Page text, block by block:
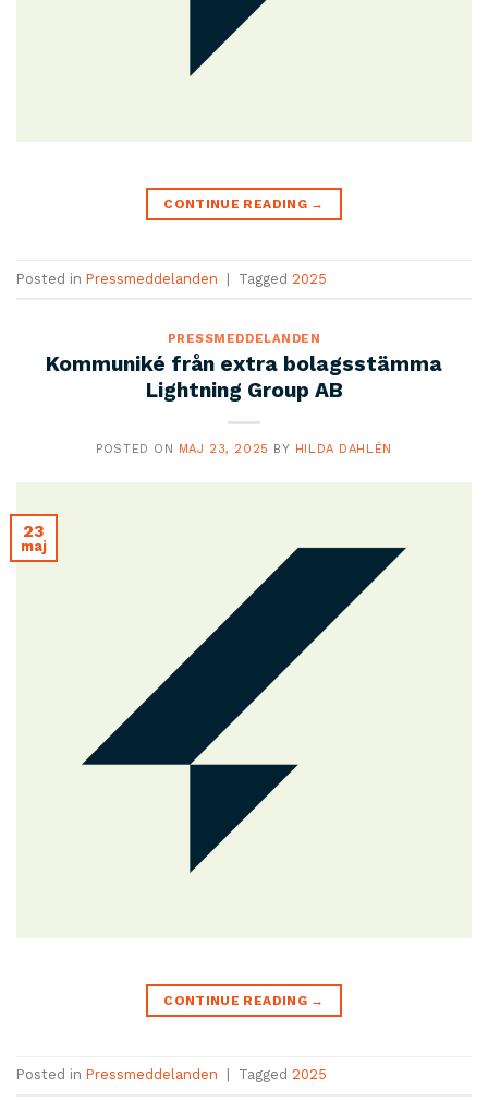
CONTINUE READING →
Posted in Pressmeddelanden | Tagged 2025
PRESSMEDDELANDEN
Kommuniké från extra bolagsstämma
Lightning Group AB
POSTED ON MAJ 23, 2025 BY HILDA DAHLÉN
23
maj
CONTINUE READING →
Posted in Pressmeddelanden Tagged 2025